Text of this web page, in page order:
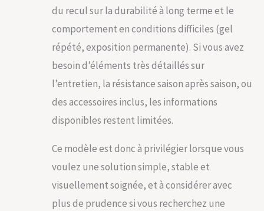
du recul sur la durabilité à long terme et le
comportement en conditions difficiles (gel
répété, exposition permanente). Si vous avez
besoin d’éléments très détaillés sur
l’entretien, la résistance saison après saison, ou
des accessoires inclus, les informations
disponibles restent limitées.
Ce modèle est donc à privilégier lorsque vous
voulez une solution simple, stable et
visuellement soignée, et à considérer avec
plus de prudence si vous recherchez une